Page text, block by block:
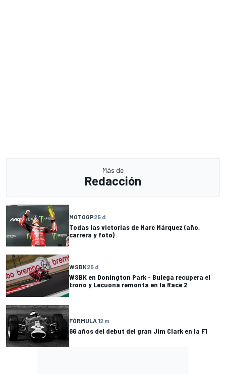
Más de
Redacción
MOTOGP25 d
Todas las victorias de Marc Márquez (año,
carrera y foto)
WSBK25 d
WSBK en Donington Park - Bulega recupera el
trono y Lecuona remonta en la Race 2
FÓRMULA 12 m
66 años del debut del gran Jim Clark en la F1